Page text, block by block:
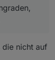
die nicht auf